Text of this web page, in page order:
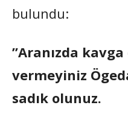
bulundu:
”Aranızda
vermeyiniz
sadık olunuz.